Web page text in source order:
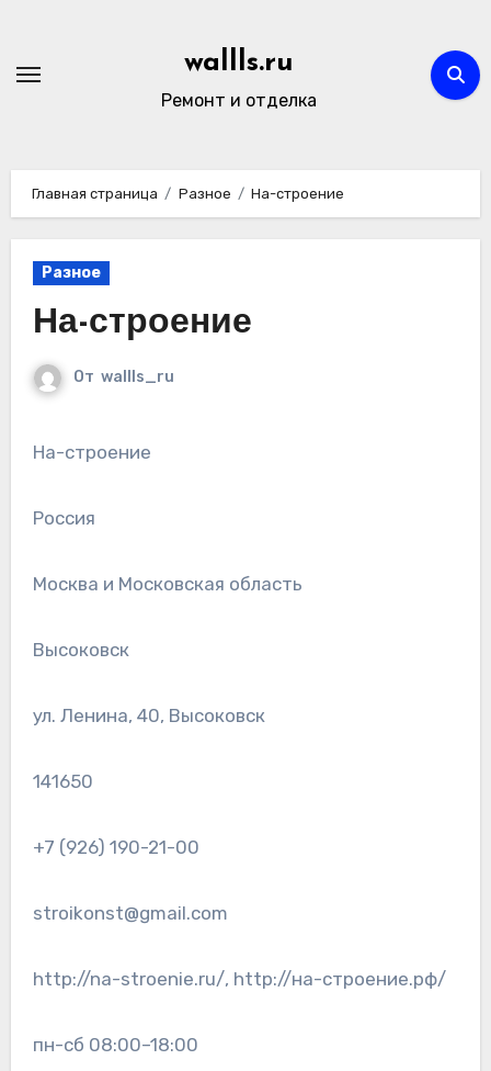
содержимому
wallls.ru
Ремонт и отделка
Главная страница Разное На-строение
Разное
На-строение
От wallls_ru
На-строение
Россия
Москва и Московская область
Высоковск
ул. Ленина, 40, Высоковск
141650
+7 (926) 190-21-00
stroikonst@gmail.com
http://na-stroenie.ru/, http://на-строение.рф/
пн-сб 08:00–18:00